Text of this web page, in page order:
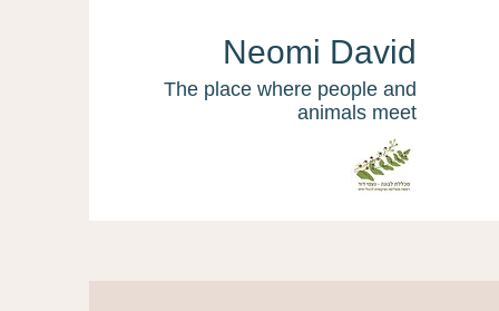
Neomi David
The place where people and
animals meet